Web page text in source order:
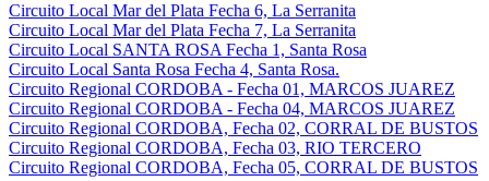
Circuito Local Mar del Plata Fecha 6, La Serranita
Circuito Local Mar del Plata Fecha 7, La Serranita
Circuito Local SANTA ROSA Fecha 1, Santa Rosa
Circuito Local Santa Rosa Fecha 4, Santa Rosa.
Circuito Regional CORDOBA - Fecha 01, MARCOS JUAREZ
Circuito Regional CORDOBA - Fecha 04, MARCOS JUAREZ
Circuito Regional CORDOBA, Fecha 02, CORRAL DE BUSTOS
Circuito Regional CORDOBA, Fecha 03, RIO TERCERO
Circuito Regional CORDOBA, Fecha 05, CORRAL DE BUSTOS